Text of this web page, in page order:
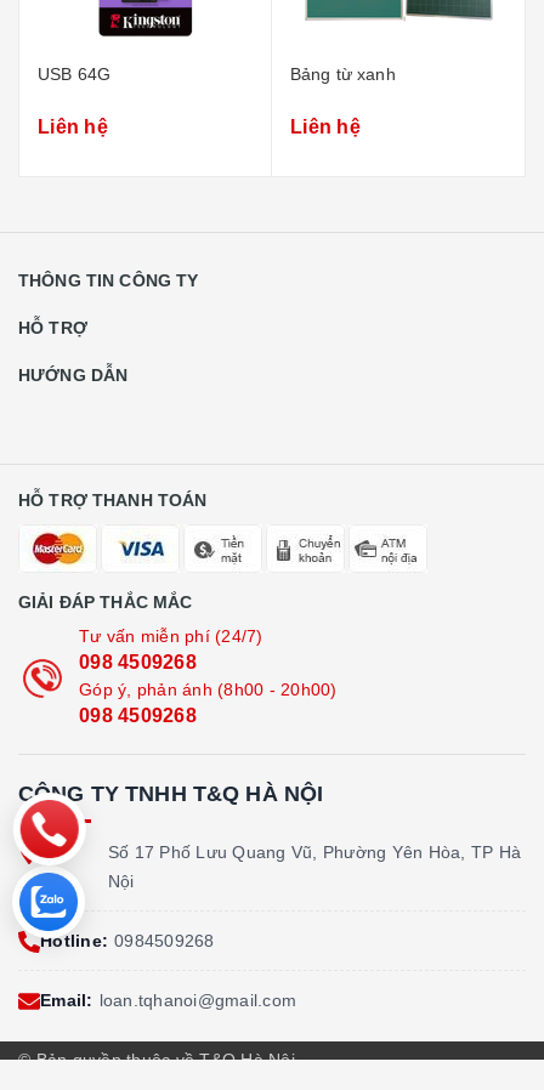
USB 64G
Liên hệ
Bảng từ xanh
Liên hệ
THÔNG TIN CÔNG TY
HỖ TRỢ
HƯỚNG DẪN
HỖ TRỢ THANH TOÁN
GIẢI ĐÁP THẮC MẮC
Tư vấn miễn phí (24/7)
098 4509268
Góp ý, phản ánh (8h00 - 20h00)
098 4509268
CÔNG TY TNHH T&Q HÀ NỘI
Địa
chỉ:
Số 17 Phố Lưu Quang Vũ, Phường Yên Hòa, TP Hà
Nội
Hotline: 0984509268
Email: loan.tqhanoi@gmail.com
© Bản quyền thuộc về T&Q Hà Nội